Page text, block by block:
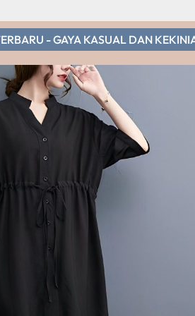
- GAYA KASUAL DAN